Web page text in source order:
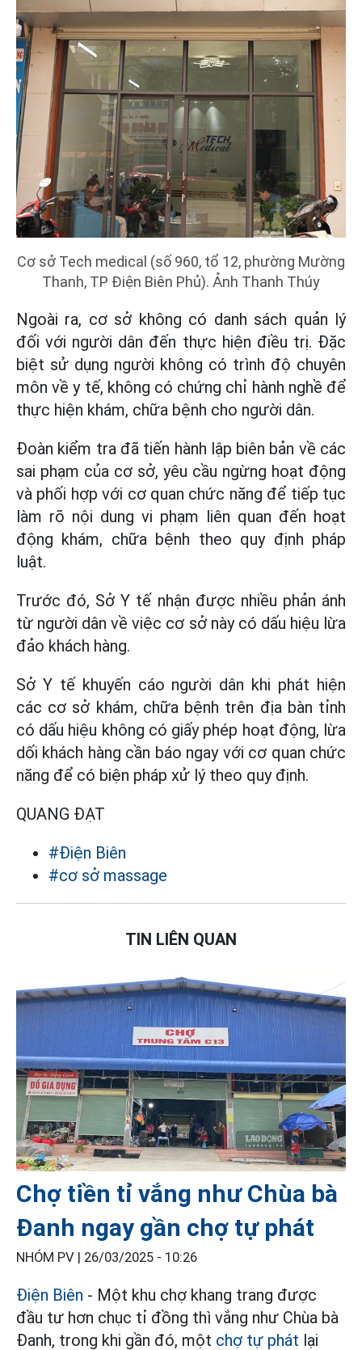
Cơ sở Tech medical (số 960, tổ 12, phường Mường
Thanh, TP Điện Biên Phủ). Ảnh Thanh Thúy
Ngoài ra, cơ sở không có danh sách quản lý
đối với người dân đến thực hiện điều trị. Đặc
biệt sử dụng người không có trình độ chuyên
môn về y tế, không có chứng chỉ hành nghề để
thực hiện khám, chữa bệnh cho người dân.
Đoàn kiểm tra đã tiến hành lập biên bản về các
sai phạm của cơ sở, yêu cầu ngừng hoạt động
và phối hợp với cơ quan chức năng để tiếp tục
làm rõ nội dung vi phạm liên quan đến hoạt
động khám, chữa bệnh theo quy định pháp
luật.
Trước đó, Sở Y tế nhận được nhiều phản ánh
từ người dân về việc cơ sở này có dấu hiệu lừa
đảo khách hàng.
Sở Y tế khuyến cáo người dân khi phát hiện
các cơ sở khám, chữa bệnh trên địa bàn tỉnh
có dấu hiệu không có giấy phép hoạt động, lừa
dối khách hàng cần báo ngay với cơ quan chức
năng để có biện pháp xử lý theo quy định.
QUANG ĐẠT
#Điện Biên
#cơ sở massage
TIN LIÊN QUAN
Chợ tiền tỉ vắng như Chùa bà
Đanh ngay gần chợ tự phát
NHÓM PV | 26/03/2025 - 10:26
Điện Biên - Một khu chợ khang trang được
đầu tư hơn chục tỉ đồng thì vắng như Chùa bà
Đanh, trong khi gần đó, một chợ tự phát lại